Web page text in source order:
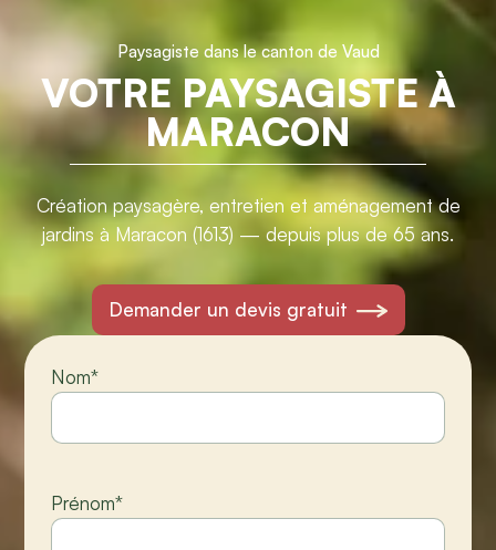
Paysagiste dans le canton de Vaud
VOTRE PAYSAGISTE À
MARACON
Création paysagère, entretien et aménagement de
jardins à Maracon (1613) — depuis plus de 65 ans.
Demander un devis gratuit
Nom*
Prénom*